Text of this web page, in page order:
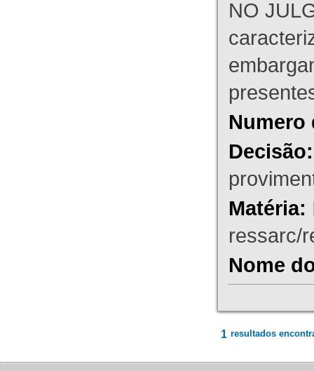
NO
Numero
Decisão:
Matéria:
ressarc/
Nome
1 resultados